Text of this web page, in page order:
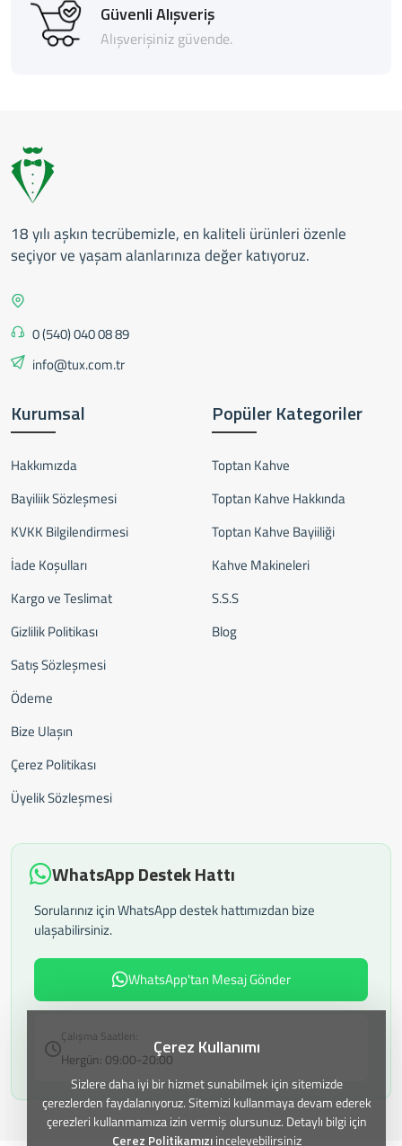
Güvenli Alışveriş
Alışverişiniz güvende.
18 yılı aşkın tecrübemizle, en kaliteli ürünleri özenle
seçiyor ve yaşam alanlarınıza değer katıyoruz.
0 (540) 040 08 89
info@tux.com.tr
Kurumsal
Hakkımızda
Bayiliik Sözleşmesi
KVKK Bilgilendirmesi
İade Koşulları
Kargo ve Teslimat
Gizlilik Politikası
Satış Sözleşmesi
Ödeme
Bize Ulaşın
Çerez Politikası
Üyelik Sözleşmesi
Popüler Kategoriler
Toptan Kahve
Toptan Kahve Hakkında
Toptan Kahve Bayiiliği
Kahve Makineleri
S.S.S
Blog
WhatsApp Destek Hattı
Sorularınız için WhatsApp destek hattımızdan bize
ulaşabilirsiniz.
WhatsApp'tan Mesaj Gönder
Çalışma Saatleri:
Hergün: 09:00-20:00
Çerez Kullanımı
Sizlere daha iyi bir hizmet sunabilmek için sitemizde
çerezlerden faydalanıyoruz. Sitemizi kullanmaya devam ederek
çerezleri kullanmamıza izin vermiş olursunuz. Detaylı bilgi için
Çerez Politikamızıinceleyebilirsiniz